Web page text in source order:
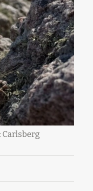
Carlsberg